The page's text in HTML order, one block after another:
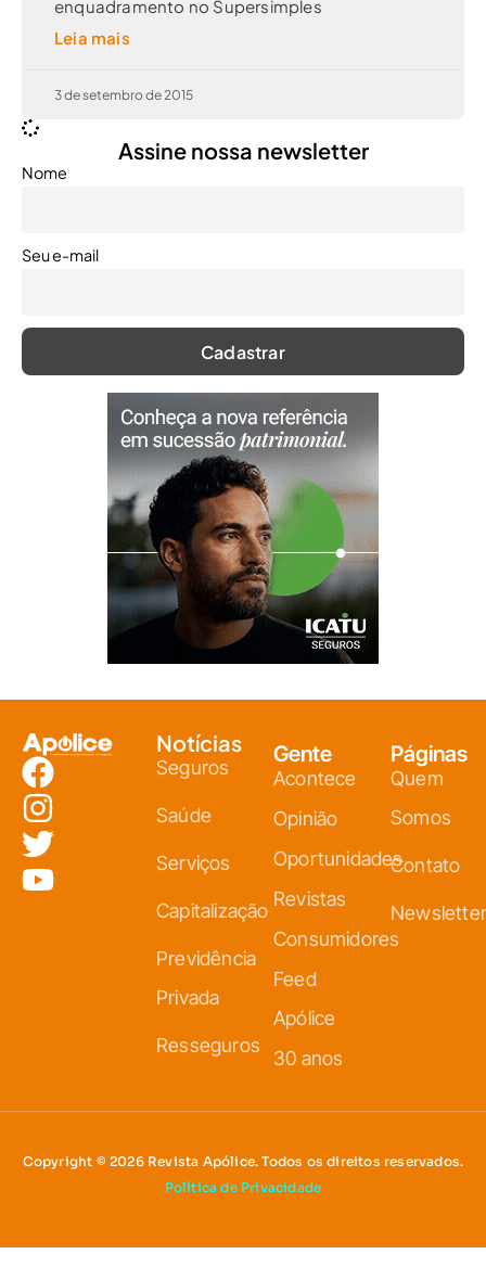
enquadramento no Supersimples
Leia mais
3 de setembro de 2015
Assine nossa newsletter
Nome
Seu e-mail
Notícias
Seguros
Saúde
Serviços
Capitalização
Previdência
Privada
Resseguros
Gente
Acontece
Opinião
Oportunidades
Revistas
Consumidores
Feed
Apólice
30 anos
Páginas
Quem
Somos
Contato
Newsletter
Copyright © 2026 Revista Apólice. Todos os direitos reservados.
Política de Privacidade